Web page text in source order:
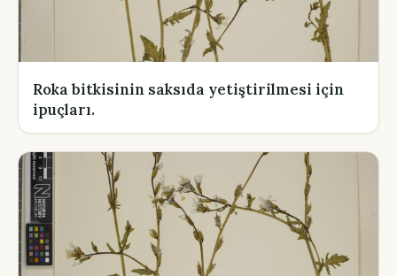
Roka bitkisinin saksıda yetiştirilmesi için
ipuçları.